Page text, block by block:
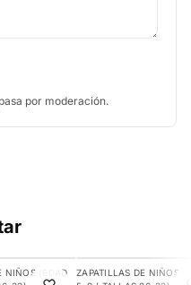
por moderación.
NIÑOS (EDAD
-29%
ZAPATILLAS DE NIÑOS